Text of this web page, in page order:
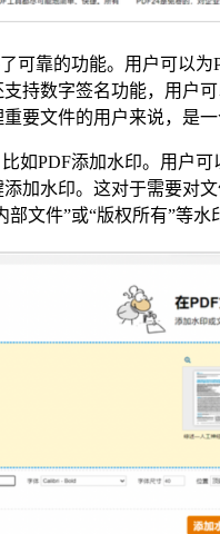
可靠的功能。用户可以
持数字签名功能，用户
要文件的用户来说，是一
如PDF添加水印。用户
加水印。这对于需要对
文件”或“版权所有”等水